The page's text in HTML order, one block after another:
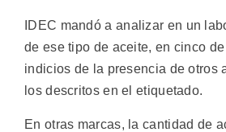
IDEC mandó a analizar en un
de ese tipo de aceite, en cinco
indicios de la presencia de otros
los descritos en el etiquetado.
En otras marcas, la cantidad de